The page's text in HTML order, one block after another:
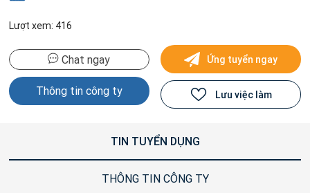
Lượt xem: 416
Chat ngay
Thông tin công ty
Ứng tuyển ngay
Lưu việc làm
TIN TUYỂN DỤNG
THÔNG TIN CÔNG TY